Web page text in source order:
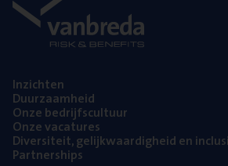
Inzich­ten
Duur­zaam­heid
Onze bedrijfs­cul­tuur
Onze vaca­tu­res
Diver­si­teit, gelijk­waar­dig­heid en
Part­ner­ships